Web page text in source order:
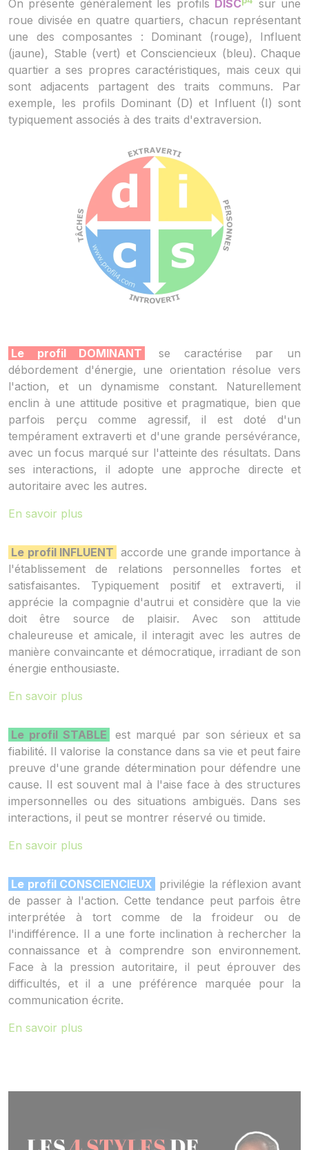
On présente généralement les profils DISC
sur une
roue divisée en quatre quartiers, chacun représentant
une des composantes : Dominant (rouge), Influent
(jaune), Stable (vert) et Consciencieux (bleu). Chaque
quartier a ses propres caractéristiques, mais ceux qui
sont adjacents partagent des traits communs. Par
exemple, les profils Dominant (D) et Influent (I) sont
typiquement associés à des traits d'extraversion.
Le profil DOMINANT
se caractérise par un
débordement d'énergie, une orientation résolue vers
l'action, et un dynamisme constant. Naturellement
enclin à une attitude positive et pragmatique, bien que
parfois perçu comme agressif, il est doté d'un
tempérament extraverti et d'une grande persévérance,
avec un focus marqué sur l'atteinte des résultats. Dans
ses interactions, il adopte une approche directe et
autoritaire avec les autres.
En savoir plus
Le profil INFLUENT accorde une grande importance à
l'établissement de relations personnelles fortes et
satisfaisantes. Typiquement positif et extraverti, il
apprécie la compagnie d'autrui et considère que la vie
doit être source de plaisir. Avec son attitude
chaleureuse et amicale, il interagit avec les autres de
manière convaincante et démocratique, irradiant de son
énergie enthousiaste.
En savoir plus
Le profil STABLE
est marqué par son sérieux et sa
fiabilité. Il valorise la constance dans sa vie et peut faire
preuve d'une grande détermination pour défendre une
cause. Il est souvent mal à l'aise face à des structures
impersonnelles ou des situations ambiguës. Dans ses
interactions, il peut se montrer réservé ou timide.
En savoir plus
Le profil CONSCIENCIEUX privilégie la réflexion avant
de passer à l'action. Cette tendance peut parfois être
interprétée à tort comme de la froideur ou de
l'indifférence. Il a une forte inclination à rechercher la
connaissance et à comprendre son environnement.
Face à la pression autoritaire, il peut éprouver des
difficultés, et il a une préférence marquée pour la
communication écrite.
En savoir plus